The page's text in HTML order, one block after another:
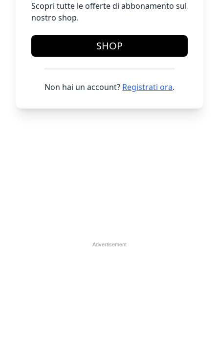
Scopri tutte le offerte di abbonamento sul
nostro shop.
SHOP
Non hai un account? Registrati ora.